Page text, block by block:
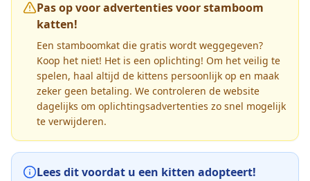
Pas op voor advertenties voor stamboom
katten!
Een stamboomkat die gratis wordt weggegeven?
Koop het niet! Het is een oplichting! Om het veilig te
spelen, haal altijd de kittens persoonlijk op en maak
zeker geen betaling. We controleren de website
dagelijks om oplichtingsadvertenties zo snel mogelijk
te verwijderen.
Lees dit voordat u een kitten adopteert!